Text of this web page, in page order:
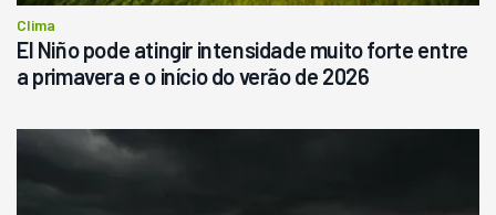
Consultar
Clima
El Niño pode atingir intensidade muito forte entre
a primavera e o início do verão de 2026